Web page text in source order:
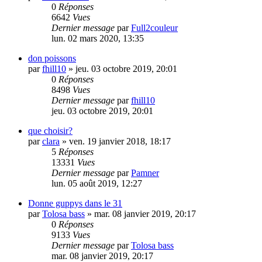
0 Réponses
6642 Vues
Dernier message parFull2couleur
lun. 02 mars 2020, 13:35
don poissons
parfhill10 » jeu. 03 octobre 2019, 20:01
0 Réponses
8498 Vues
Dernier message parfhill10
jeu. 03 octobre 2019, 20:01
que choisir?
parclara » ven. 19 janvier 2018, 18:17
5 Réponses
13331 Vues
Dernier message parPamner
lun. 05 août 2019, 12:27
Donne guppys dans le 31
parTolosa bass » mar. 08 janvier 2019, 20:17
0 Réponses
9133 Vues
Dernier message parTolosa bass
mar. 08 janvier 2019, 20:17